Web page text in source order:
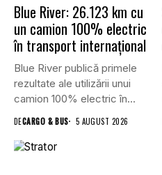
Blue River: 26.123 km cu
un camion 100% electric
în transport internațional
Blue River publică primele
rezultate ale utilizării unui
camion 100% electric în...
DECARGO & BUS 5 AUGUST 2026